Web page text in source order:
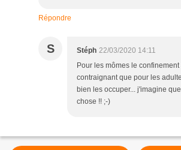
Répondre
S Stéph 22/03/2020 14:11
Pour les mômes le
contraignant que pour les
bien les occuper... j'imagine
chose !! ;-)